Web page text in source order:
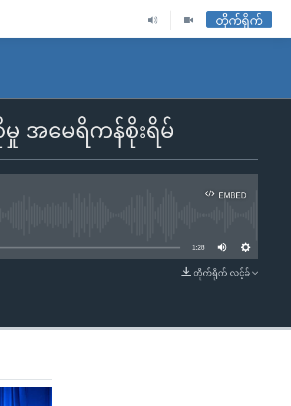
တိုက်ရိုက်
မှု အမေရိကန်စိုးရိမ်
EMBED
EMBED
1:28
တိုက်ရိုက် လင့်ခ်